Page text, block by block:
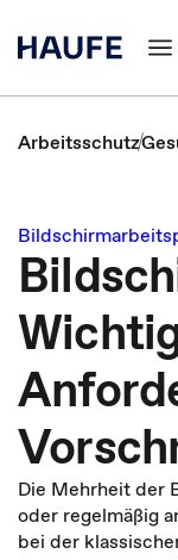
Arbeitsschutz
Die Mehrheit der
oder regelmäßig
bei der